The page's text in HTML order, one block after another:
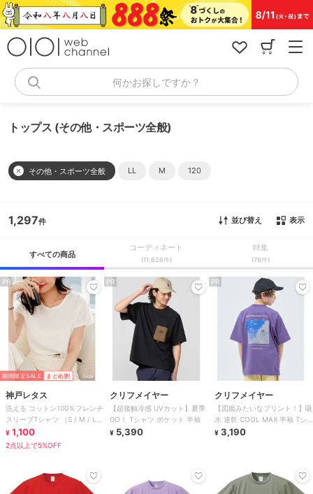
コ
ン
何かお探しですか？
トップス (その他・スポーツ全般)
その他・スポーツ全般 LL M 120
1,297 並び替え 表示
すべての商品
コーディネート
(11,626件)
特集
(78件)
PR
期間限定SALE まとめ割
神戸レタス
洗える コットン100％フレンチ
スリーブTシャツ ［S / M / L］
[C5106]
¥ 1,100
2点以上で5%OFF
PR
クリフメイヤー
【超接触冷感 UVカット】夏季
GO！ Tシャツ ポケット 半袖
¥ 5,390
PR
クリフメイヤー
【図鑑みたいなプリント！】吸
水 速乾 COOL MAX 半袖 Tシ
ャツ 深海 120cm～170cm
¥ 3,190